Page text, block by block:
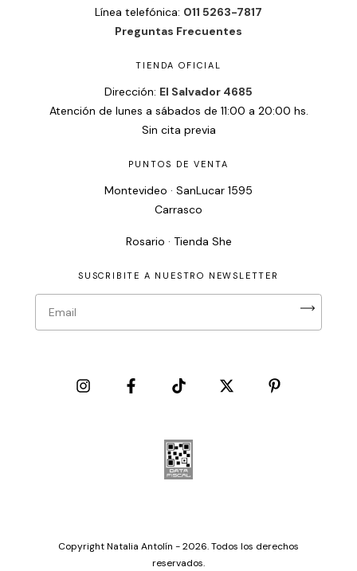
Línea telefónica: 011 5263-7817
Preguntas Frecuentes
TIENDA OFICIAL
Dirección: El Salvador 4685
Atención de lunes a sábados de 11:00 a 20:00 hs.
Sin cita previa
PUNTOS DE VENTA
Montevideo · SanLucar 1595
Carrasco
Rosario · Tienda She
SUSCRIBITE A NUESTRO NEWSLETTER
Copyright Natalia Antolín - 2026. Todos los derechos
reservados.